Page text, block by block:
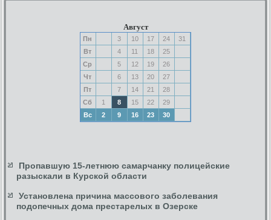
Август
Пн 3 10 17 24
31
Вт
4 11 18
25
Ср
5 12 19
26
Чт
6 13 20
27
Пт
7 14 21
28
Сб
1 8 15 22
29
Вс
2 9 16 23 30
Пропавшую 15-летнюю самарчанку полицейские
разыскали в Курской области
Установлена причина массового заболевания
подопечных дома престарелых в Озерске